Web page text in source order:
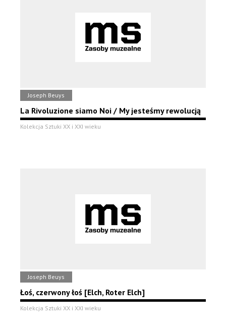
Joseph Beuys
La Rivoluzione siamo Noi / My jesteśmy rewolucją
Kolekcja Sztuki XX i XXI wieku
Joseph Beuys
Łoś, czerwony łoś [Elch, Roter Elch]
Kolekcja Sztuki XX i XXI wieku